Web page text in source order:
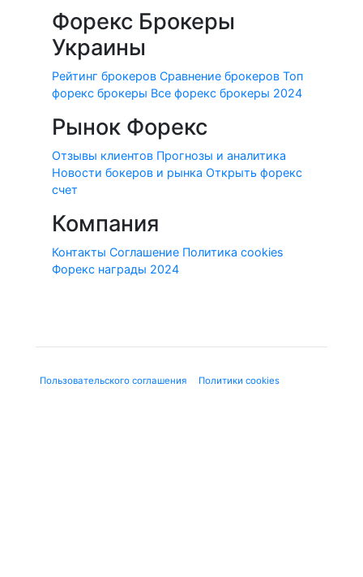
Форекс Брокеры
Украины
Рейтинг брокеров Сравнение брокеров Топ
форекс брокеры Все форекс брокеры 2024
Рынок Форекс
Отзывы клиентов Прогнозы и аналитика
Новости бокеров и рынка Открыть форекс
счет
Компания
Контакты Соглашение Политика cookies
Форекс награды 2024
Пользовательского соглашения Политики cookies